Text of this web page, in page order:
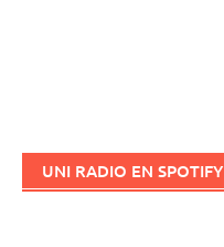
UNI RADIO EN SPOTIFY